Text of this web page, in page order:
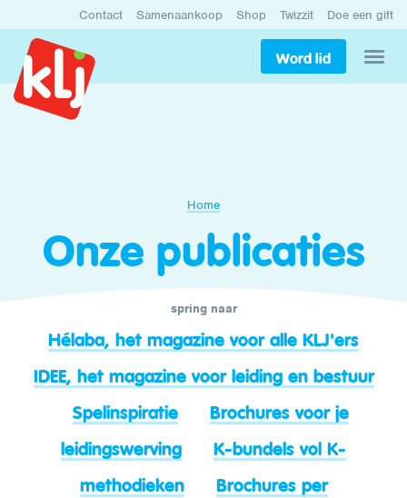
Contact Samenaankoop Shop Twizzit Doe een gift
Word lid
Home
Onze publicaties
spring naar
Hélaba, het magazine voor alle KLJ'ers
IDEE, het magazine voor leiding en bestuur
Spelinspiratie
Brochures voor je
leidingswerving
K-bundels vol K-
methodieken
Brochures per